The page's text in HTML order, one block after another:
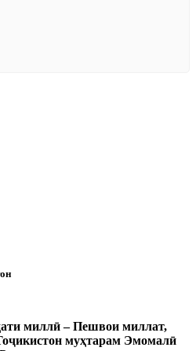
миллӣ – Пешвои миллат,
муҳтарам Эмомалӣ